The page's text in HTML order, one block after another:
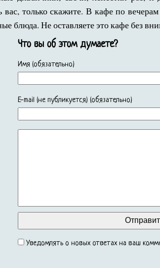
вас, только скажите. В кафе по
блюда. Не оставляете это кафе без
Что вы об этом думаете?
Имя (обязательно)
E-mail (не публикуется) (обязательно)
Уведомлять о новых ответах на ваш